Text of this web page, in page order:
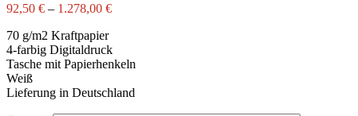
92,50 € – 1.278,00 €
70 g/m2 Kraftpapier
4-farbig Digitaldruck
Tasche mit Papierhenkeln
Weiß
Lieferung in Deutschland